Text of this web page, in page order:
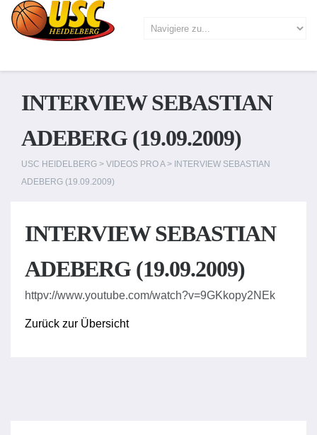
INTERVIEW SEBASTIAN
ADEBERG (19.09.2009)
USC HEIDELBERG > VIDEOS PRO A> INTERVIEW SEBASTIAN
ADEBERG (19.09.2009)
INTERVIEW SEBASTIAN
ADEBERG (19.09.2009)
httpv://www.youtube.com/watch?v=9GKkopy2NEk
Zurück zur Übersicht